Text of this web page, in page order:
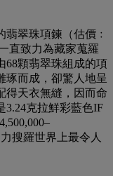
翠珠項鍊（估價﹕
直致力為藏家蒐羅
68顆翡翠珠組成的項
琢而成，卻驚人地呈
得天衣無縫，因而命
3.24克拉鮮彩藍色IF
搜羅世界上最令人